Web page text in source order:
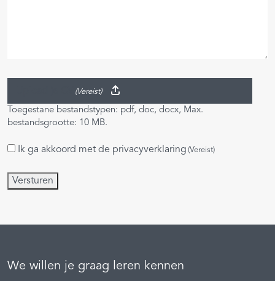
(Vereist)
Toegestane bestandstypen: pdf, doc, docx, Max.
bestandsgrootte: 10 MB.
Instemming
Ik ga akkoord met de privacyverklaring (Vereist)
Versturen
We willen je graag leren kennen